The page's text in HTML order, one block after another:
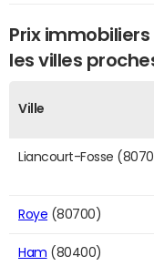
Prix
les villes
Ville
Liancourt-Fosse
Roye (80700)
Ham (80400)